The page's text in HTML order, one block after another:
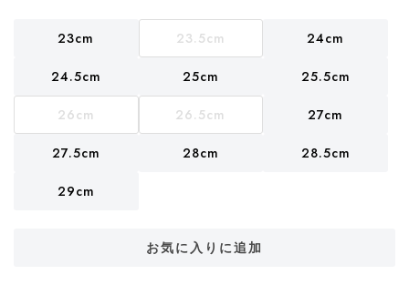
23cm 23.5cm 24cm
24.5cm 25cm 25.5cm
26cm 26.5cm 27cm
27.5cm 28cm 28.5cm
29cm
お気に入りに追加